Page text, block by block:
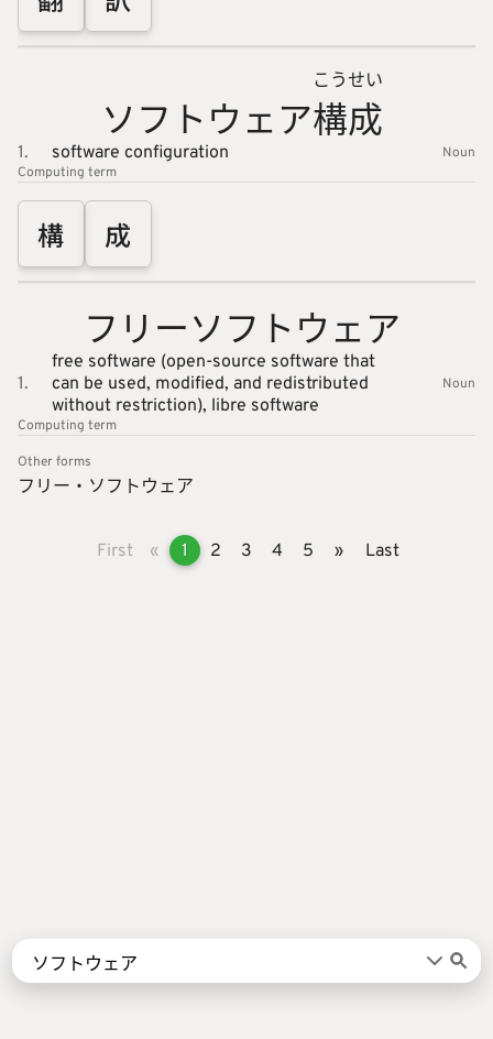
言葉 漢字
ソフトウェア構
こう
成
せい
1. software configuration
Noun
Computing term
構 成
フリーソフトウェア
1.
free software (open-source software that
can be used, modified, and redistributed
without restriction), libre software
Noun
Computing term
Other forms
フリー・ ソフトウェア
First « 1 2 3 4 5 » Last